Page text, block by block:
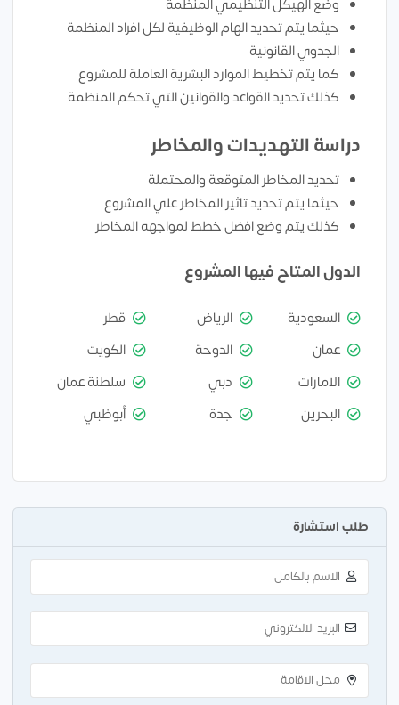
وضع الهيكل التنظيمي المنظمة
حيثما يتم تحديد الهام الوظيفية لكل افراد المنظمة
الجدوي القانونية
كما يتم تخطيط الموارد البشرية العاملة للمشروع
كذلك تحديد القواعد والقوانين التي تحكم المنظمة
دراسة التهديدات والمخاطر
تحديد المخاطر المتوقعة والمحتملة
حيثما يتم تحديد تاثير المخاطر علي المشروع
كذلك يتم وضع افضل خطط لمواجهه المخاطر
الدول المتاح فيها المشروع
السعودية الرياض
قطر
عمان
الدوحة
الكويت
الامارات
دبي
سلطنة عمان
البحرين
جدة أبوظبي
طلب استشارة